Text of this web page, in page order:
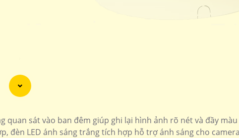
sát vào ban đêm giúp ghi lại hình ảnh rõ nét và đầy
đèn LED ánh sáng trắng tích hợp hỗ trợ ánh sáng cho